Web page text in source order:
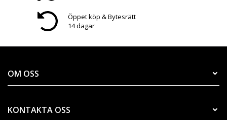
Öppet köp & Bytesrätt
14 dagar
OM OSS
KONTAKTA OSS